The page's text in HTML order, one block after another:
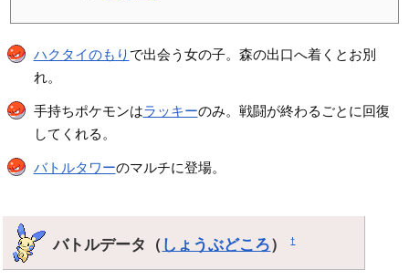
ハクタイのもり で出会う女の子。森の出口へ着くとお別
れ。
手持ちポケモンはラッキーのみ。戦闘が終わるごとに回復
してくれる。
バトルタワーのマルチに登場。
バトルデータ（ しょうぶどころ）†